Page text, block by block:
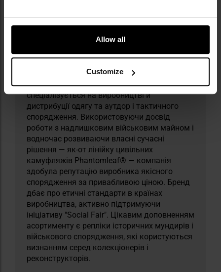
Allow all
Customize
Militaria.pl є офіційним дистриб’ютором
бренду Mil-Tec.
Mil-Tec — це бренд, створений компанією
Sturm Handels GmbH, яка з 1971 року
спеціалізується на виробництві й
дистрибуції одягу та аутдор і тактичного
спорядження. Використовуючи досвід
роботи з надлишковим військовим майном і
водночас розвиваючи власні сучасні
рішення — як-от лінійку цивільних
камуфляжів Phantomleaf® — компанія
здобула репутацію виробника якісного
спорядження за привабливою ціною. Бренд
дбає про етичні стандарти в країнах
виробництва, активно підтримуючи
ініціативу "Social Fair". Цікавим доповненням
асортименту є репліки історичних мундирів і
військового спорядження, які користуються
визнанням серед колекціонерів і
реконструкторів.